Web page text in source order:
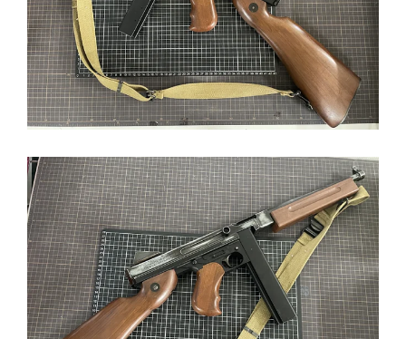
お知らせ
買取実績
新着情報・お知らせ
ご利用案内
ご利用が初めての方へ
宅配買取の流れ
出張買取の流れ
店頭買取の流れ
遺品買取
出張対応エリア